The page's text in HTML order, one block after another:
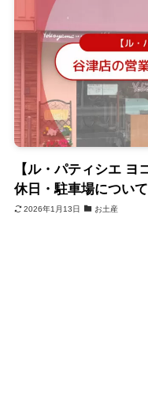
【ル・パティシエ ヨ
休日・駐車場につい
2026年1月13日 お土産